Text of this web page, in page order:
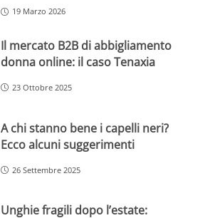
19 Marzo 2026
Il mercato B2B di abbigliamento
donna online: il caso Tenaxia
23 Ottobre 2025
A chi stanno bene i capelli neri?
Ecco alcuni suggerimenti
26 Settembre 2025
Unghie fragili dopo l’estate: